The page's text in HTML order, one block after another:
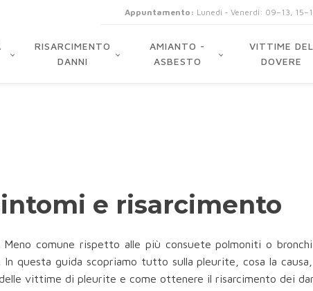
Appuntamento: Lunedi - Venerdi: 09–13,
RISARCIMENTO
DANNI
AMIANTO -
ASBESTO
VITTIME DEL
DOVERE
e risarcimento
Meno comune rispetto alle più consuete polmoniti o
In questa guida scopriamo tutto sulla pleurite, cosa la
vittime di pleurite e come ottenere il risarcimento dei